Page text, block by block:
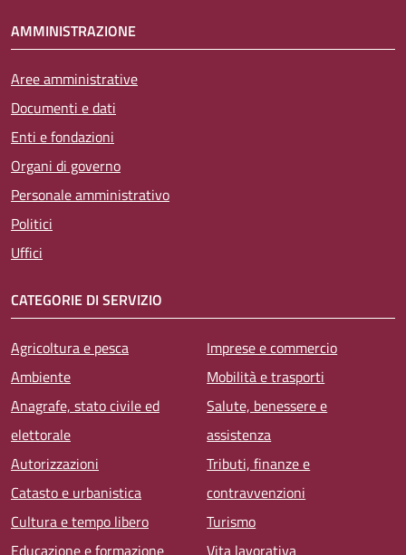
AMMINISTRAZIONE
Aree amministrative
Documenti e dati
Enti e fondazioni
Organi di governo
Personale amministrativo
Politici
Uffici
CATEGORIE DI SERVIZIO
Agricoltura e pesca
Ambiente
Anagrafe, stato civile ed
elettorale
Autorizzazioni
Catasto e urbanistica
Cultura e tempo libero
Educazione e formazione
Imprese e commercio
Mobilità e trasporti
Salute, benessere e
assistenza
Tributi, finanze e
contravvenzioni
Turismo
Vita lavorativa